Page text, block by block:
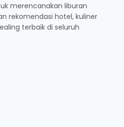
merencanakan liburan
rekomendasi hotel, kuliner
terbaik di seluruh